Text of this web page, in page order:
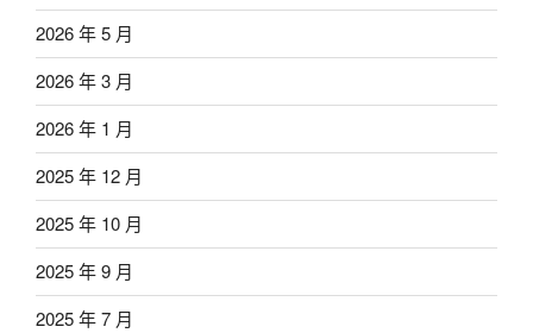
2026 年 5 月
2026 年 3 月
2026 年 1 月
2025 年 12 月
2025 年 10 月
2025 年 9 月
2025 年 7 月